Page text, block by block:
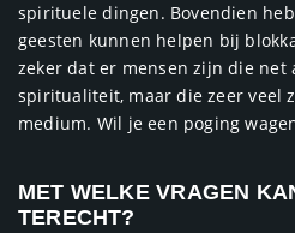
spirituele dingen. Bovendien
geesten kunnen helpen bij
zeker dat er mensen zijn die net
spiritualiteit, maar die zeer veel
medium. Wil je een poging
MET WELKE VRAGEN
TERECHT?